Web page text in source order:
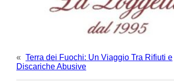
« Terra dei Fuochi: Un Viaggio Tra Rifiuti e
Discariche Abusive